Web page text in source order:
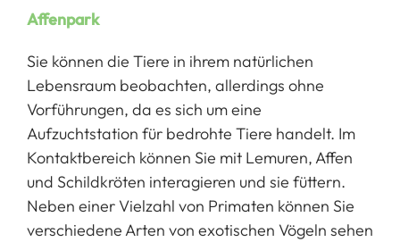
Affenpark
Sie können die Tiere in ihrem natürlichen
Lebensraum beobachten, allerdings ohne
Vorführungen, da es sich um eine
Aufzuchtstation für bedrohte Tiere handelt. Im
Kontaktbereich können Sie mit Lemuren, Affen
und Schildkröten interagieren und sie füttern.
Neben einer Vielzahl von Primaten können Sie
verschiedene Arten von exotischen Vögeln sehen